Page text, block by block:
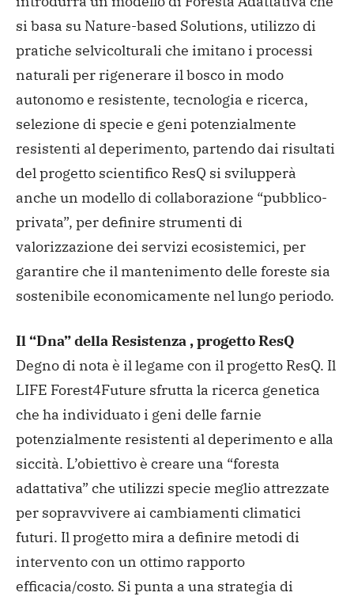
si basa su Nature-based Solutions, utilizzo di
pratiche selvicolturali che imitano i processi
naturali per rigenerare il bosco in modo
autonomo e resistente, tecnologia e ricerca,
selezione di specie e geni potenzialmente
resistenti al deperimento, partendo dai risultati
del progetto scientifico ResQ si svilupperà
anche un modello di collaborazione “pubblico-
privata”, per definire strumenti di
valorizzazione dei servizi ecosistemici, per
garantire che il mantenimento delle foreste sia
sostenibile economicamente nel lungo periodo.
Il “Dna” della Resistenza , progetto ResQ
Degno di nota è il legame con il progetto ResQ. Il
LIFE Forest4Future sfrutta la ricerca genetica
che ha individuato i geni delle farnie
potenzialmente resistenti al deperimento e alla
siccità. L’obiettivo è creare una “foresta
adattativa” che utilizzi specie meglio attrezzate
per sopravvivere ai cambiamenti climatici
futuri. Il progetto mira a definire metodi di
intervento con un ottimo rapporto
efficacia/costo. Si punta a una strategia di